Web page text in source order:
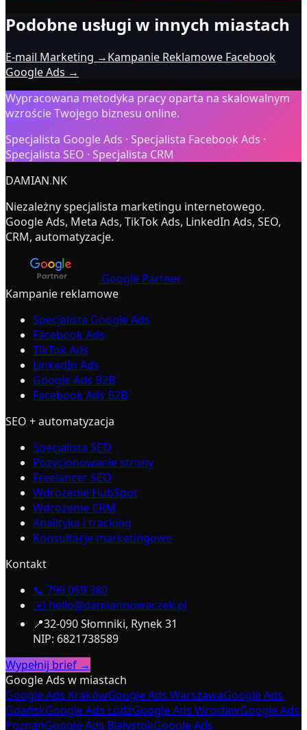
Podobne usługi w innych miastach
E-mail Marketing →Kampanie Reklamowe Facebook
Google Ads →
Wypracowana metodyka pracy oparta na skalowalnym
wzroście Twojego biznesu online.
Specjalista Google Ads · Specjalista Facebook Ads ·
Specjalista SEO · Specjalista CRM
DAMIAN.NK
Niezależny specjalista marketingu internetowego.
Google Ads, Meta Ads, TikTok Ads, LinkedIn Ads, SEO,
CRM, automatyzacje.
Google Partner
Kampanie reklamowe
Specjalista Google Ads
Facebook Ads
TikTok Ads
LinkedIn Ads
Google Ads B2B
Facebook Ads B2B
SEO + automatyzacja
Specjalista SEO
Pozycjonowanie strony
Freelancer SEO
Wdrożenie HubSpot
Wdrożenie CRM
Analityka i tracking
Konsultacje marketingowe
Kontakt
📞 799 059 380
✉️ hello@damiannowaczek.pl
📍32-090 Słomniki, Rynek 31
NIP: 6821738589
Wypełnij brief →
Google Ads w miastach
Google Ads KrakówGoogle Ads WarszawaGoogle Ads
GdańskGoogle Ads ŁódźGoogle Ads WrocławGoogle Ads
PoznańGoogle Ads BiałystokGoogle Ads